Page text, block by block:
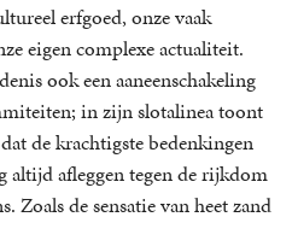
erfgoed, onze vaak
eigen complexe actualiteit.
ook een aaneenschakeling
in zijn slotalinea toont
de krachtigste bedenkingen
altijd afleggen tegen de rijkdom
Zoals de sensatie van heet zand